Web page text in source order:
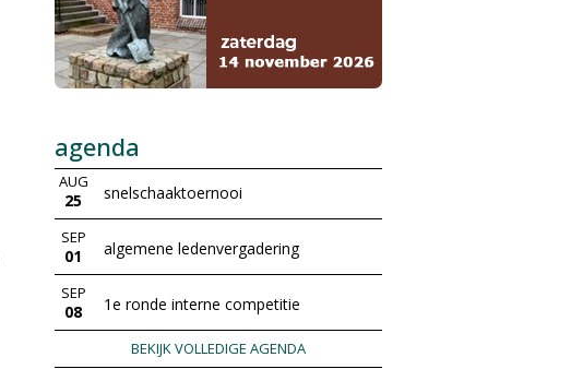
agenda
AUG
25 snelschaaktoernooi
SEP
01 algemene ledenvergadering
SEP
08 1e ronde interne competitie
BEKIJK VOLLEDIGE AGENDA